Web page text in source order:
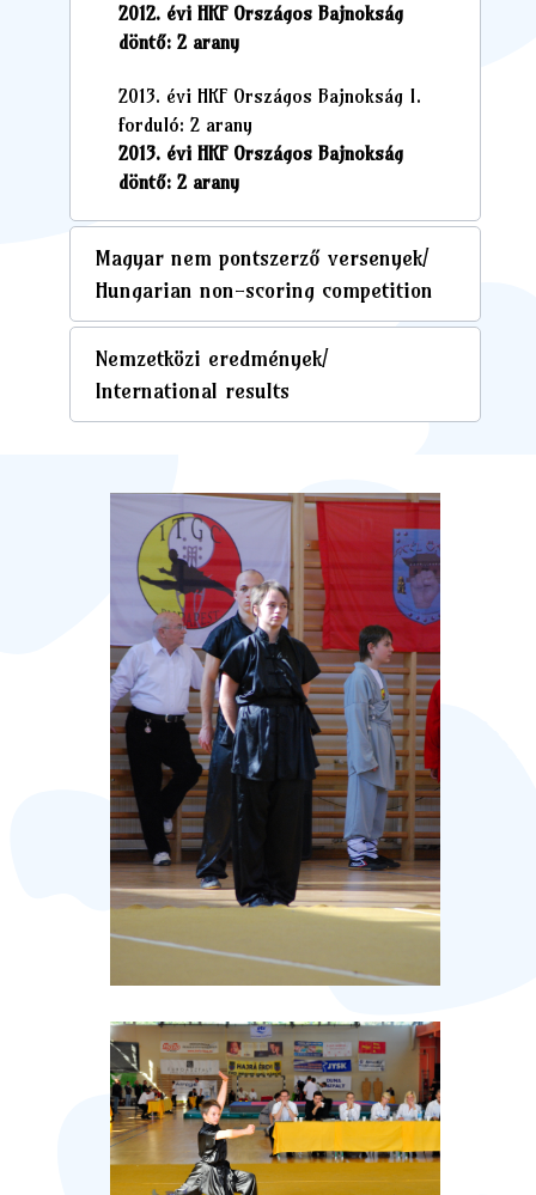
2012. évi HKF Országos Bajnokság
döntő: 2 arany
2013. évi HKF Országos Bajnokság I.
forduló: 2 arany
2013. évi HKF Országos Bajnokság
döntő: 2 arany
Magyar nem pontszerző versenyek/
Hungarian non-scoring competition
Nemzetközi eredmények/
International results